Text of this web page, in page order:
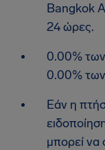
Bangkok
24 ώρες.
0.00%
0.00%
Εάν η
μπορεί να